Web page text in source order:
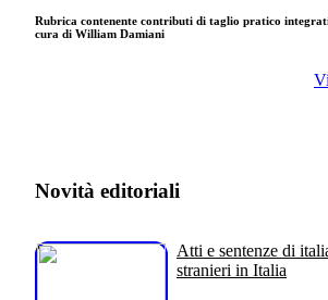
Rubrica contenente contributi di taglio pratico integrati
cura di William Damiani
Novità editoriali
Atti e sentenze di
stranieri in Italia